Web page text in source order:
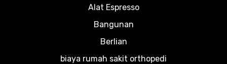
Alat Espresso
Bangunan
Berlian
biaya rumah sakit orthopedi